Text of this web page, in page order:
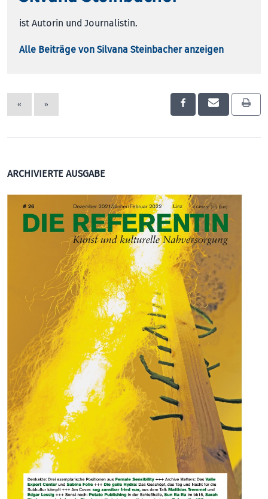
ist Autorin und Journalistin.
Alle Beiträge von Silvana Steinbacher anzeigen
« »
ARCHIVIERTE AUSGABE